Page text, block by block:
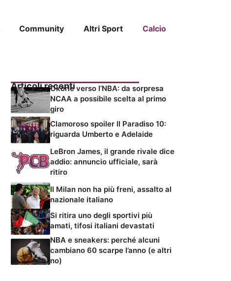
Community Altri Sport Calcio
Articoli recentiOkorie verso l’NBA: da sorpresa
NCAA a possibile scelta al primo
giro
Clamoroso spoiler Il Paradiso 10:
riguarda Umberto e Adelaide
LeBron James, il grande rivale dice
addio: annuncio ufficiale, sarà
ritiro
Il Milan non ha più freni, assalto al
nazionale italiano
Si ritira uno degli sportivi più
amati, tifosi italiani devastati
NBA e sneakers: perché alcuni
cambiano 60 scarpe l’anno (e altri
no)